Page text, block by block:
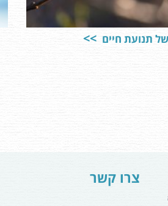
תנועת חיים
צרו קשר